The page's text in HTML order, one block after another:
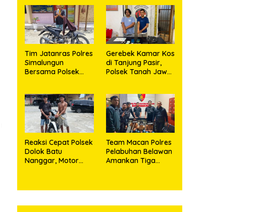
Penikmat Sabu
Menangis Saat
Diringkus
Baku Diduga
Dipasok dari
Kamboja
Tim Jatanras Polres
Simalungun
Bersama Polsek
hingga Provinsi Riau
dan Berhasil Bekuk
Tersangka
Gerebek Kamar Kos
di Tanjung Pasir,
Polsek Tanah Jawa
Reaksi Cepat Polsek
Dolok Batu
Nanggar, Motor
Team Macan Polres
Pelabuhan Belawan
Amankan Tiga